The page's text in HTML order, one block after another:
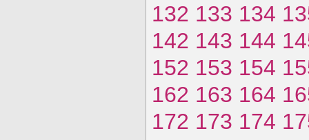
132 133 134
142 143 144
152 153 154
162 163 164
172 173 174